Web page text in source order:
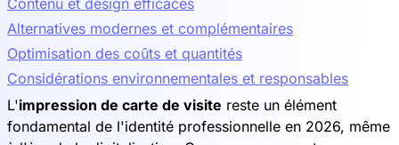
Contenu et design efficaces
Alternatives modernes et complémentaires
Optimisation des coûts et quantités
Considérations environnementales et responsables
L'impression de carte de visite reste un élément
fondamental de l'identité professionnelle en 2026, même